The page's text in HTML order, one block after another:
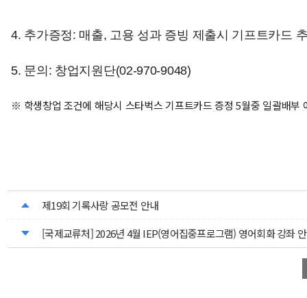
4. 추가증정: 매출, 고용 성과 증빙 제출시 기프트카드
5. 문의: 창업지원단(02-970-9048)
※ 학생창업 조건에 해당시 스타벅스 기프트카드 증정 5월중 일괄배부
제19회 기록사랑 공모전 안내
[국제교류처] 2026년 4월 IEP(영어집중프로그램) 영어회화 강좌